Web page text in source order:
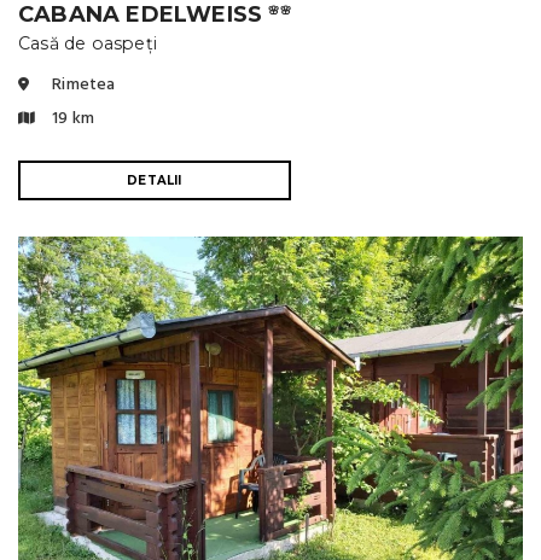
CABANA EDELWEISS🌸🌸
Casă de oaspeți
Rimetea
19 km
DETALII